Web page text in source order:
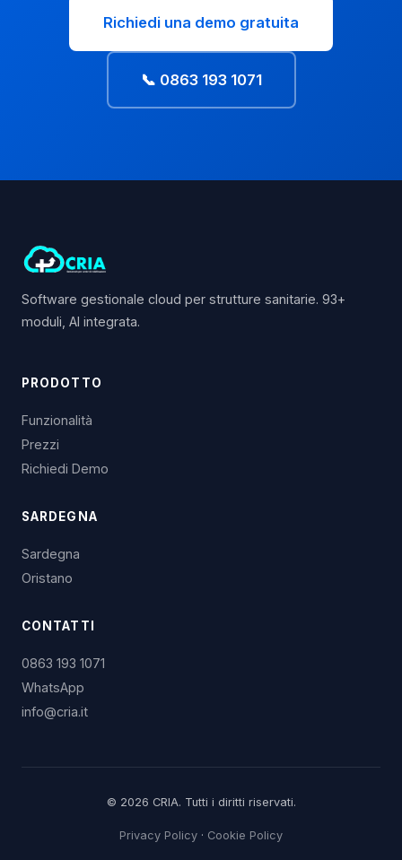
Richiedi una demo gratuita
📞 0863 193 1071
Software gestionale cloud per strutture sanitarie. 93+
moduli, AI integrata.
PRODOTTO
Funzionalità
Prezzi
Richiedi Demo
SARDEGNA
Sardegna
Oristano
CONTATTI
0863 193 1071
WhatsApp
info@cria.it
© 2026 CRIA. Tutti i diritti riservati.
Privacy Policy · Cookie Policy